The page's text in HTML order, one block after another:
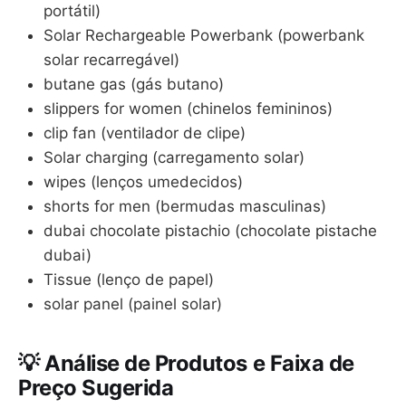
portátil)
Solar Rechargeable Powerbank (powerbank
solar recarregável)
butane gas (gás butano)
slippers for women (chinelos femininos)
clip fan (ventilador de clipe)
Solar charging (carregamento solar)
wipes (lenços umedecidos)
shorts for men (bermudas masculinas)
dubai chocolate pistachio (chocolate pistache
dubai)
Tissue (lenço de papel)
solar panel (painel solar)
💡 Análise de Produtos e Faixa de
Preço Sugerida